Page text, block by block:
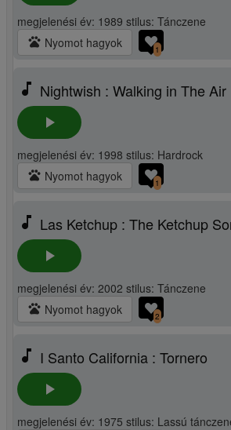
megjelenési év: 1989 stilus: Tánczene
pets Nyomot hagyok 1
music_note Nightwish : Walking in The Air
play_arrow
megjelenési év: 1998 stilus: Hardrock
pets Nyomot hagyok 1
music_note Las Ketchup : The Ketchup
play_arrow
megjelenési év: 2002 stilus: Tánczene
pets Nyomot hagyok 2
music_note I Santo California : Tornero
play_arrow
megjelenési év: 1975 stilus: Lassú